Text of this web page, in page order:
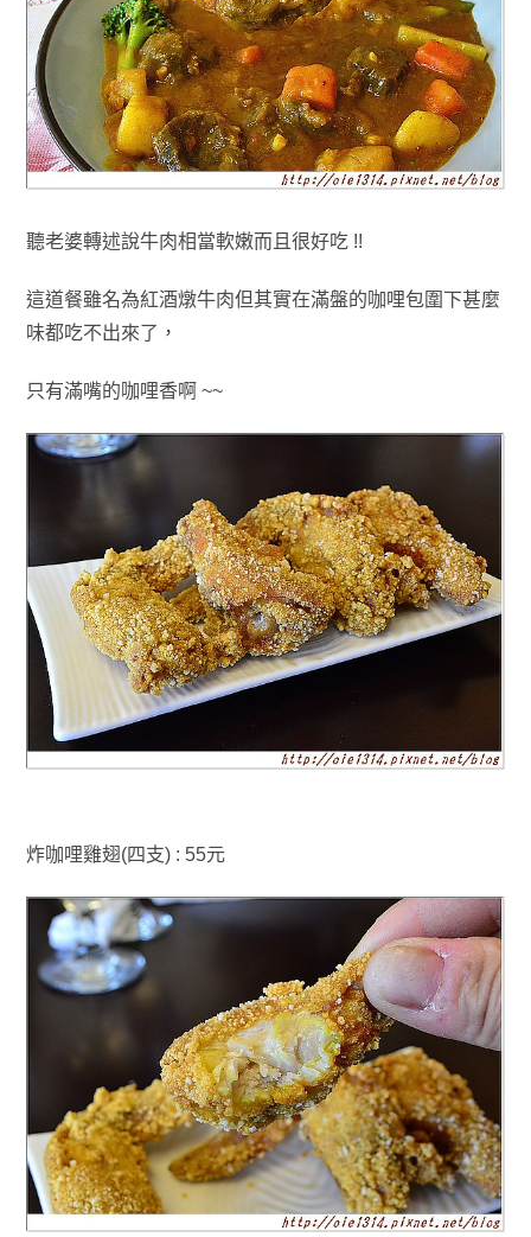
聽老婆轉述說牛肉相當軟嫩而且很好吃 !!
這道餐雖名為紅酒燉牛肉但其實在滿盤的咖哩包圍下甚麼
味都吃不出來了，
只有滿嘴的咖哩香啊 ~~
炸咖哩雞翅(四支) : 55元